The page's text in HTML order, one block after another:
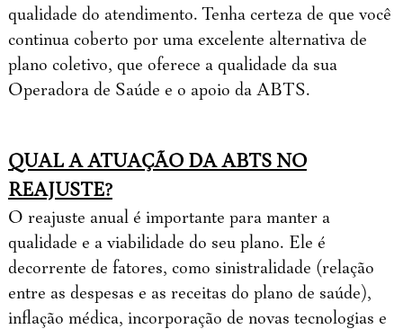
qualidade do atendimento. Tenha certeza de que você
continua coberto por uma excelente alternativa de
plano coletivo, que oferece a qualidade da sua
Operadora de Saúde e o apoio da ABTS.
QUAL A ATUAÇÃO DA ABTS NO
REAJUSTE?
O reajuste anual é importante para manter a
qualidade e a viabilidade do seu plano. Ele é
decorrente de fatores, como sinistralidade (relação
entre as despesas e as receitas do plano de saúde),
inflação médica, incorporação de novas tecnologias e